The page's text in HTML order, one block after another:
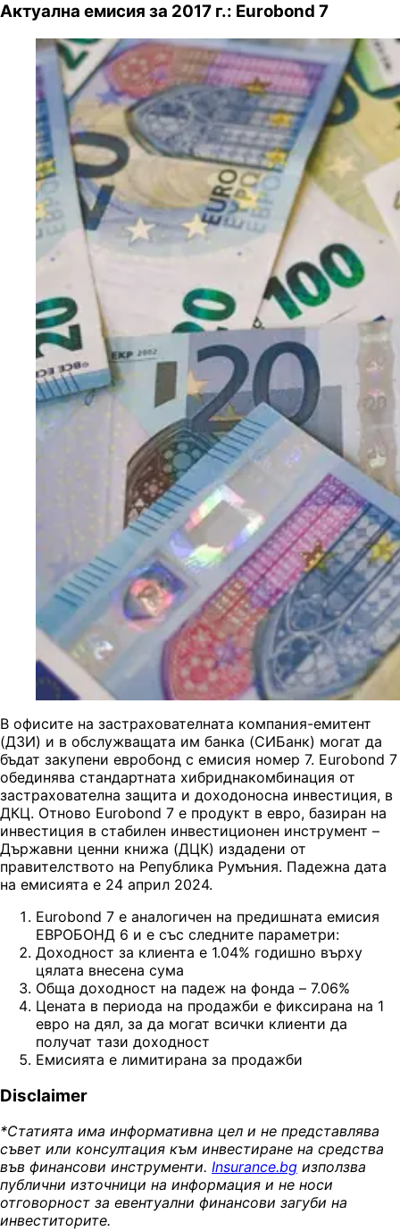
Актуална емисия за 2017 г.: Eurobond 7
В офисите на застрахователната компания-емитент
(ДЗИ) и в обслужващата им банка (СИБанк) могат да
бъдат закупени евробонд с емисия номер 7. Eurobond 7
обединява стандартната хибриднакомбинация от
застрахователна защита и доходоносна инвестиция, в
ДКЦ. Отново Eurobond 7 е продукт в евро, базиран на
инвестиция в стабилен инвестиционен инструмент –
Държавни ценни книжа (ДЦК) издадени от
правителството на Република Румъния. Падежна дата
на емисията е 24 април 2024.
Eurobond 7 е аналогичен на предишната емисия
ЕВРОБОНД 6 и е със следните параметри:
Доходност за клиента е 1.04% годишно върху
цялата внесена сума
Обща доходност на падеж на фонда – 7.06%
Цената в периода на продажби е фиксирана на 1
евро на дял, за да могат всички клиенти да
получат тази доходност
Емисията е лимитирана за продажби
Disclaimer
*Статията има информативна цел и не представлява
съвет или консултация към инвестиране на средства
във финансови инструменти. Insurance.bg използва
публични източници на информация и не носи
отговорност за евентуални финансови загуби на
инвеститорите.